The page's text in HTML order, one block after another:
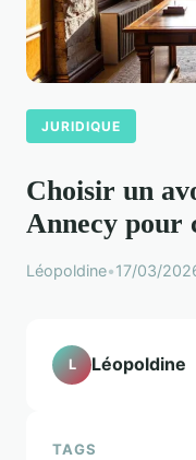
JURIDIQUE
Choisir un
Annecy pour
Léopoldine•17/03/
L Léopoldine
TAGS